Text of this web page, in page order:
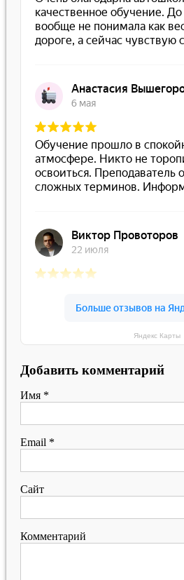
Яндекс Карты
Добавить комментарий
Имя *
Email *
Сайт
Комментарий